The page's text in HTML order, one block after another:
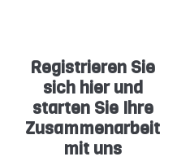
Registrieren Sie
sich hier und
starten Sie Ihre
Zusammenarbeit
mit uns